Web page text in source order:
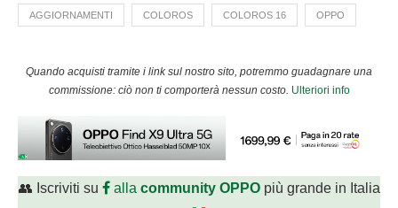
AGGIORNAMENTI COLOROS COLOROS 16 OPPO
Quando acquisti tramite i link sul nostro sito, potremmo guadagnare una
commissione: ciò non ti comporterà nessun costo. Ulteriori info
👥 Iscriviti su alla community OPPOpiù grande in Italia